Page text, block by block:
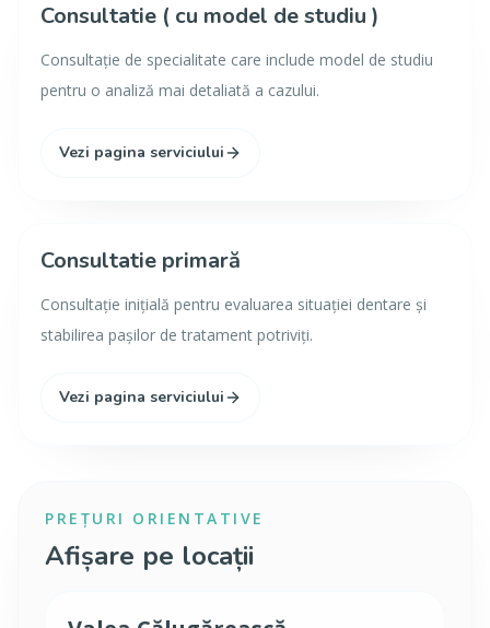
Consultatie ( cu model de studiu )
Consultație de specialitate care include model de studiu
pentru o analiză mai detaliată a cazului.
Vezi pagina serviciului
Consultatie primară
Consultație inițială pentru evaluarea situației dentare și
stabilirea pașilor de tratament potriviți.
Vezi pagina serviciului
PREȚURI ORIENTATIVE
Afișare pe locații